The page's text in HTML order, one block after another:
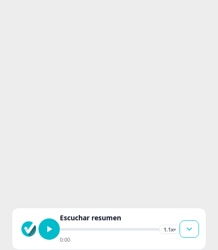
Escuchar resumen
1.1x▾
0:00